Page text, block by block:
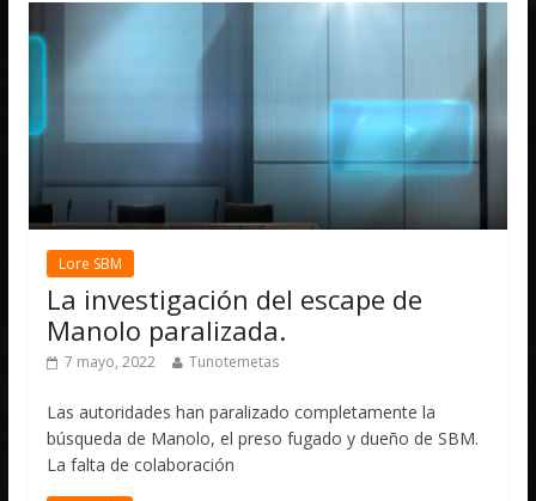
Lore SBM
La investigación del escape de
Manolo paralizada.
7 mayo, 2022 Tunotemetas
Las autoridades han paralizado completamente la
búsqueda de Manolo, el preso fugado y dueño de SBM.
La falta de colaboración